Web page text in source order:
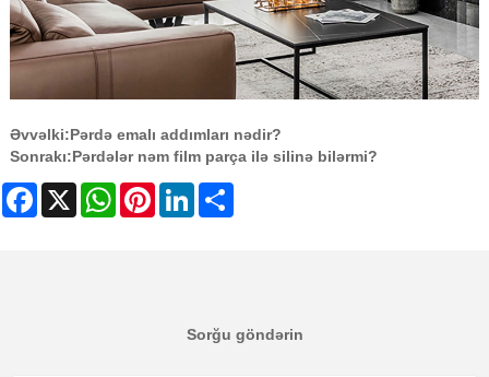
Əvvəlki:Pərdə emalı addımları nədir?
Sonrakı:Pərdələr nəm film parça ilə silinə bilərmi?
Facebook
X WhatsAppPinterestLinkedIn
Sorğu göndərin